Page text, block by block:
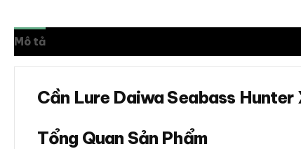
Mô tả
Cần Lure Daiwa Seabass
Tổng Quan Sản Phẩm